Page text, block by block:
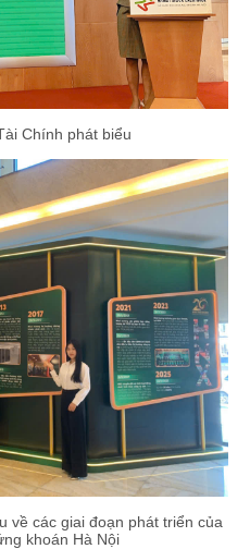
Chính phát biểu
về các giai đoạn phát triển của
khoán Hà Nội